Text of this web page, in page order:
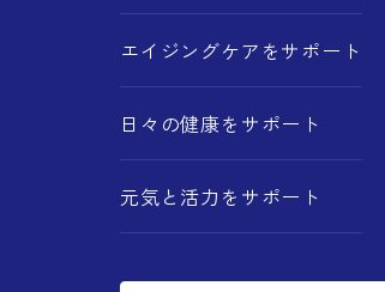
エイジングケアをサポート
日々の健康をサポート
元気と活力をサポート